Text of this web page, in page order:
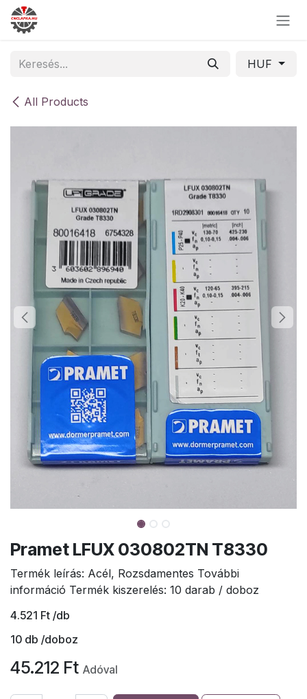
Skip to Content
All Products
HUF
Pramet LFUX 030802TN T8330
Termék leírás: Acél, Rozsdamentes További
információ Termék kiszerelés: 10 darab / doboz
4.521 Ft /db
10 db /doboz
45.212 Ft Adóval